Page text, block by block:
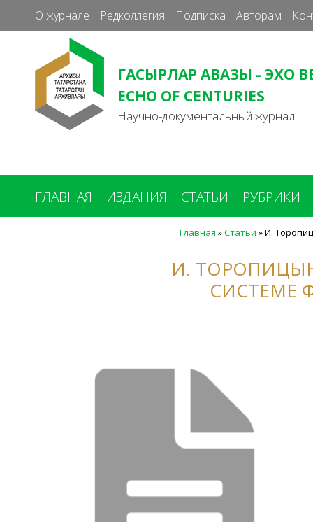
О журнале Редколлегия Подписка Авторам
ГАСЫРЛАР АВАЗЫ - ЭХО
ECHO OF CENTURIES
Научно-документальный журнал
ГЛАВНАЯ ИЗДАНИЯ СТАТЬИ РУБРИКИ
Главная »Статьи »И.
И.
СИСТЕМЕ